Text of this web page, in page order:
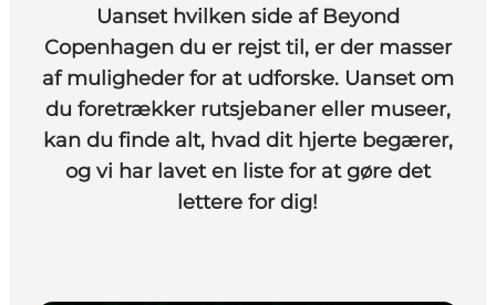
Uanset hvilken side af Beyond
Copenhagen du er rejst til, er der masser
af muligheder for at udforske. Uanset om
du foretrækker rutsjebaner eller museer,
kan du finde alt, hvad dit hjerte begærer,
og vi har lavet en liste for at gøre det
lettere for dig!